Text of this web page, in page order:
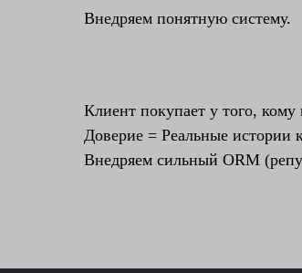
Внедряем понятную систему.
Клиент покупает у того, кому
Доверие = Реальные истории
Внедряем сильный ORM